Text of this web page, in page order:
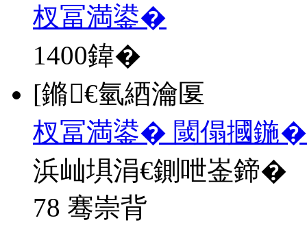
杈冨満鍙�
1400鍏�
[鏅€氫綇瀹匽
杈冨満鍙� 閾傝摑鍦
浜屾埧涓€鍘呭崟鍗�
78 骞崇背